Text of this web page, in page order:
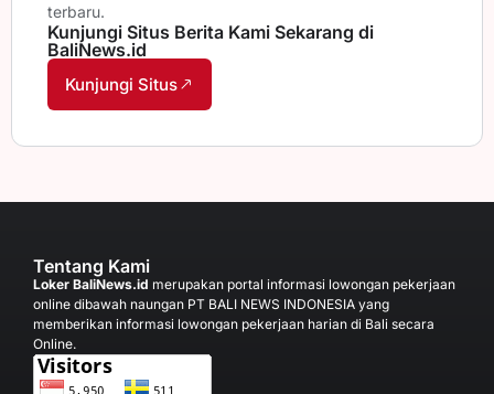
terbaru.
Kunjungi Situs Berita Kami Sekarang di
BaliNews.id
Kunjungi Situs
Tentang Kami
Loker BaliNews.id merupakan portal informasi lowongan pekerjaan
online dibawah naungan PT BALI NEWS INDONESIA yang
memberikan informasi lowongan pekerjaan harian di Bali secara
Online.